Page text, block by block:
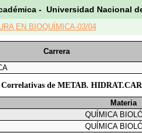
- Universidad Nacional
EN BIOQUÍMICA-03/04
Carrera
Correlativas de METAB.
Materia
QUÍMICA
QUÍMICA